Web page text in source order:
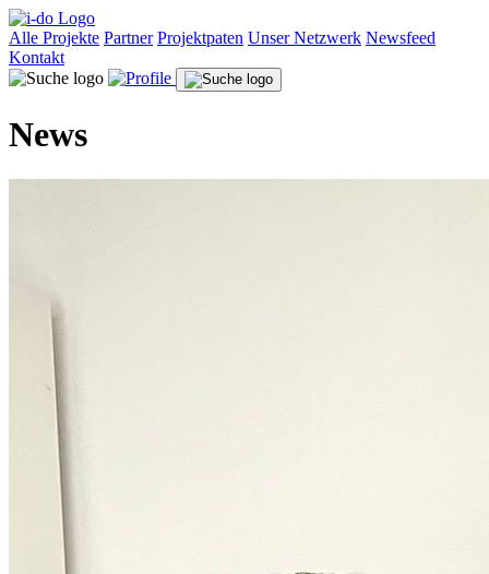
Alle Projekte Partner Projektpaten Unser Netzwerk Newsfeed
Kontakt
News